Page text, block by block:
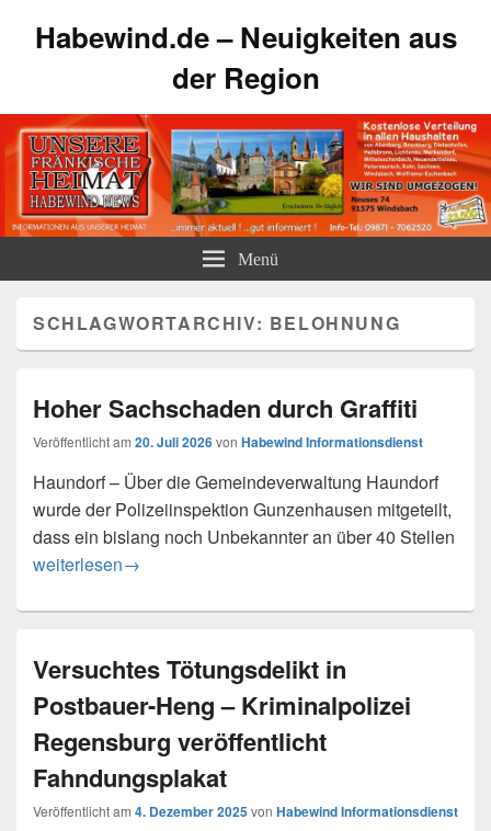
Habewind.de – Neuigkeiten aus
der Region
Menü
SCHLAGWORTARCHIV: BELOHNUNG
Hoher Sachschaden durch Graffiti
Veröffentlicht am 20. Juli 2026von Habewind Informationsdienst
Haundorf – Über die Gemeindeverwaltung Haundorf
wurde der Polizeiinspektion Gunzenhausen mitgeteilt,
dass ein bislang noch Unbekannter an über 40 Stellen
Hoher Sachschaden durch Graffiti
weiterlesen→
Versuchtes Tötungsdelikt in
Postbauer-Heng – Kriminalpolizei
Regensburg veröffentlicht
Fahndungsplakat
Veröffentlicht am 4. Dezember 2025von Habewind Informationsdienst